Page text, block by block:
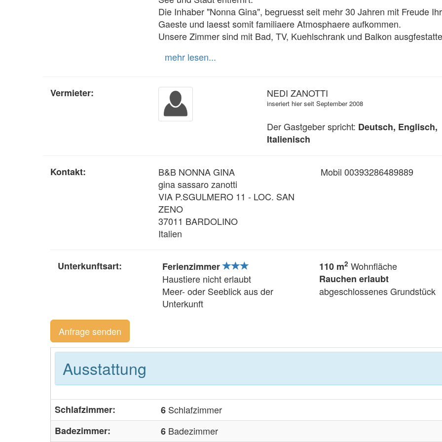
Die Inhaber "Nonna Gina", begruesst seit mehr 30 Jahren mit Freude
Gaeste und laesst somit familiaere Atmosphaere aufkommen.
Unsere Zimmer sind mit Bad, TV, Kuehlschrank und Balkon
mehr lesen...
Vermieter: NEDI ZANOTTI
inseriert hier seit September 2008
Der Gastgeber spricht: Deutsch, Englisch,
Italienisch
Kontakt:
B&B NONNA GINA
gina sassaro zanotti
VIA P.SGULMERO 11 - LOC. SAN
ZENO
37011 BARDOLINO
Italien
Mobil 00393286489889
Unterkunftsart: Ferienzimmer 110 m2 Wohnfläche
Haustiere nicht erlaubt
Rauchen erlaubt
Meer- oder Seeblick aus der
Unterkunft
abgeschlossenes Grundstück
Anfrage senden
Ausstattung
Schlafzimmer: 6Schlafzimmer
Badezimmer:
6Badezimmer